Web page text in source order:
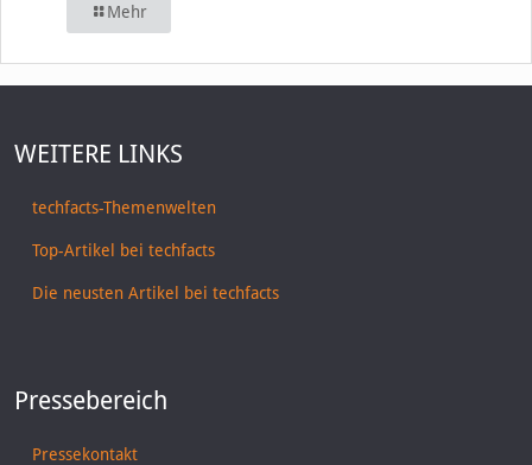
Mehr
WEITERE LINKS
techfacts-Themenwelten
Top-Artikel bei techfacts
Die neusten Artikel bei techfacts
Pressebereich
Pressekontakt